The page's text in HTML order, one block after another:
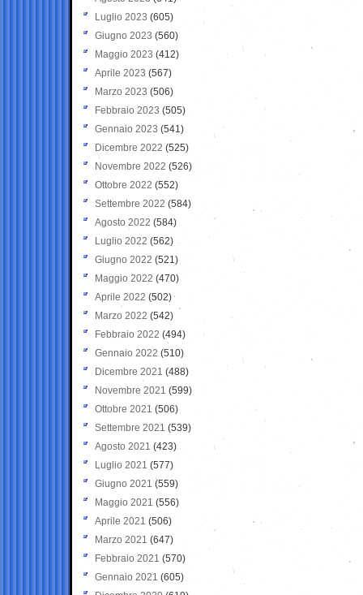
Luglio 2023 (605)
Giugno 2023 (560)
Maggio 2023 (412)
Aprile 2023 (567)
Marzo 2023 (506)
Febbraio 2023 (505)
Gennaio 2023 (541)
Dicembre 2022 (525)
Novembre 2022 (526)
Ottobre 2022 (552)
Settembre 2022 (584)
Agosto 2022 (584)
Luglio 2022 (562)
Giugno 2022 (521)
Maggio 2022 (470)
Aprile 2022 (502)
Marzo 2022 (542)
Febbraio 2022 (494)
Gennaio 2022 (510)
Dicembre 2021 (488)
Novembre 2021 (599)
Ottobre 2021 (506)
Settembre 2021 (539)
Agosto 2021 (423)
Luglio 2021 (577)
Giugno 2021(559)
Maggio 2021 (556)
Aprile 2021 (506)
Marzo 2021 (647)
Febbraio 2021 (570)
Gennaio 2021 (605)